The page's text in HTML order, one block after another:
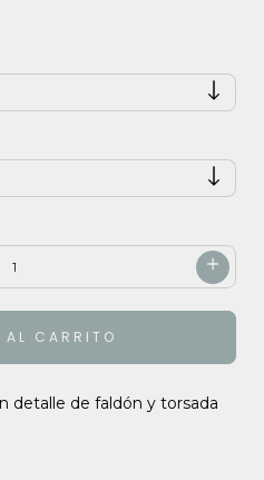
detalle de faldón y torsada